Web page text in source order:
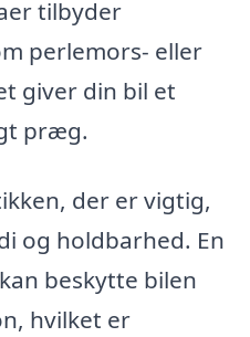
tilbyder
perlemors- eller
giver din bil et
præg.
der er vigtig,
og holdbarhed. En
beskytte bilen
hvilket er